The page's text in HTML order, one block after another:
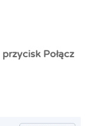
przycisk Połącz